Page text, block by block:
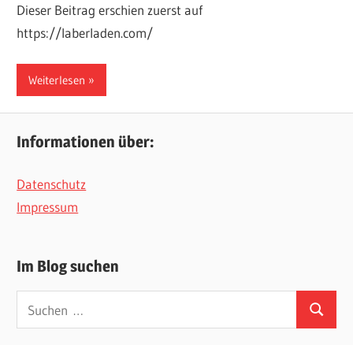
Dieser Beitrag erschien zuerst auf
https://laberladen.com/
Weiterlesen
Informationen über:
Datenschutz
Impressum
Im Blog suchen
nach:
Suchen